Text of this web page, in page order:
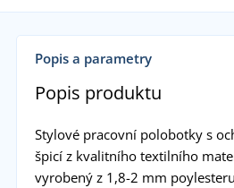
Popis a parametry
Popis produktu
Stylové pracovní polobotky s
špicí z kvalitního textilního
vyrobený z 1,8-2 mm